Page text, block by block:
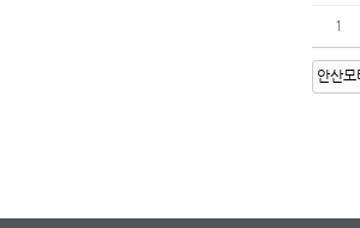
1